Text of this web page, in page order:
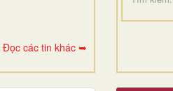
Đọc các tin khác ➥